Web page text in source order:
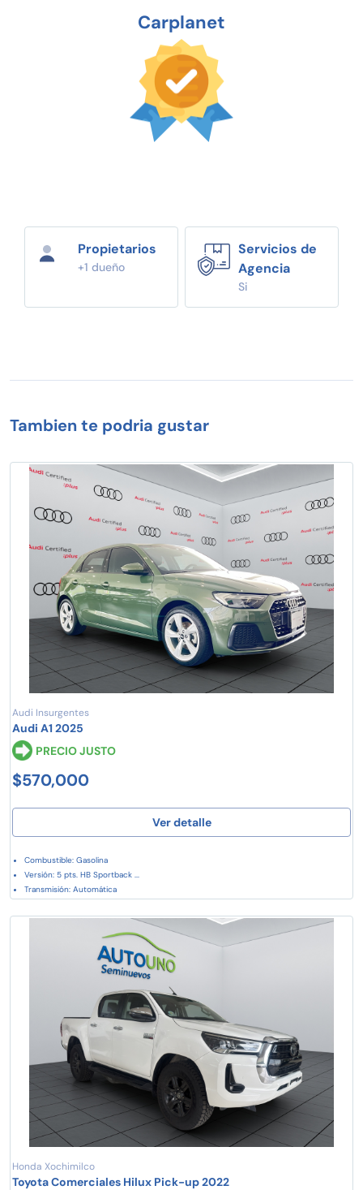
Carplanet
Propietarios
+1 dueño
Servicios de
Agencia
Si
Tambien te podria gustar
Audi Insurgentes
Audi A1 2025
PRECIO JUSTO
$570,000
Ver detalle
Combustible: Gasolina
Versión: 5 pts. HB Sportback ...
Transmisión: Automática
Honda Xochimilco
Toyota Comerciales Hilux Pick-up 2022